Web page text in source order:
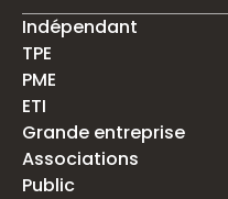
Indépendant
TPE
PME
ETI
Grande entreprise
Associations
Public